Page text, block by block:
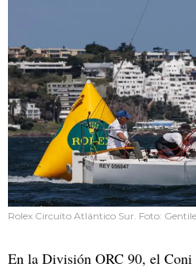
Rolex Circuito Atlántico Sur. Foto:
En la División ORC 90, el Coni